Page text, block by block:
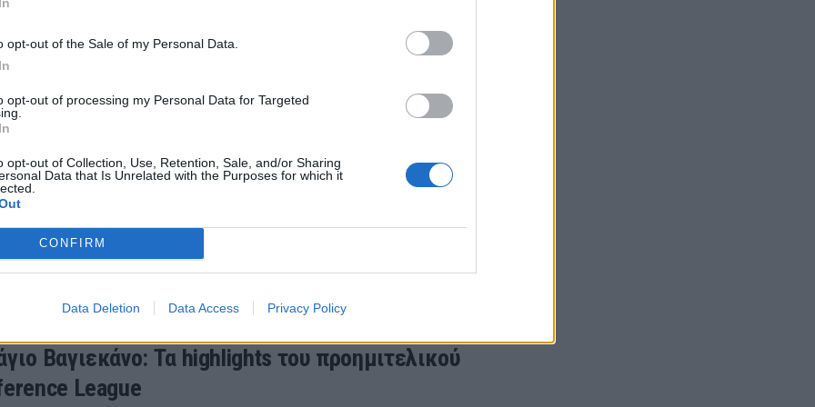
opt-out of the Sale of my Personal Data.
opt-out of processing my Personal Data for Targeted
opt-out of Collection, Use, Retention, Sale, and/or Sharing
Data that Is Unrelated with the Purposes for which it
CONFIRM
Data Deletion Data Access Privacy Policy
για τα προημιτελικά του Conference League.
01:29
να ζητήσουμε περισσότερα από τους
του Μάριου Ηλιόπουλου μετά το ΑΕΚ – Ράγιο Βαγιεκάνο, για
του Conference League.
Βαγιεκάνο: Τα highlights του προημιτελικού
League